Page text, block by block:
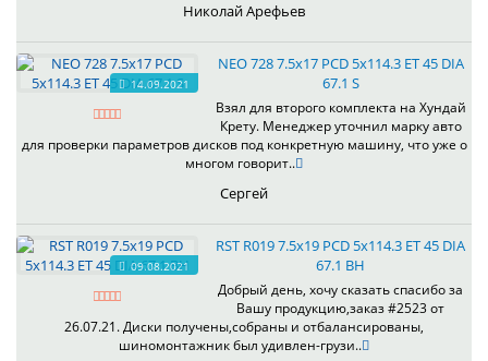
Николай Арефьев
14.09.2021
NEO 728 7.5x17 PCD 5x114.3 ET 45 DIA
67.1 S
Взял для второго комплекта на Хундай
Крету. Менеджер уточнил марку авто
для проверки параметров дисков под конкретную машину, что уже о
многом говорит..
Сергей
09.08.2021
RST R019 7.5x19 PCD 5x114.3 ET 45 DIA
67.1 BH
Добрый день, хочу сказать спасибо за
Вашу продукцию,заказ #2523 от
26.07.21. Диски получены,собраны и отбалансированы,
шиномонтажник был удивлен-грузи..